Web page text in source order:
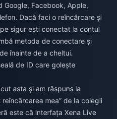
Facebook, Apple,
Dacă faci o reîncărcare și
sigur ești conectat la contul
metoda de conectare și
înainte de a cheltui.
de ID care golește
asta și am răspuns la
mea” de la colegii
este că interfața Xena Live